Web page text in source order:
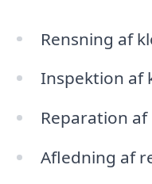
Rensning af
Inspektion af
Reparation
Afledning af